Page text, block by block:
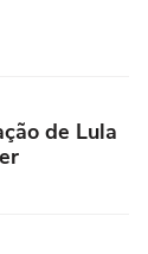
de Lula